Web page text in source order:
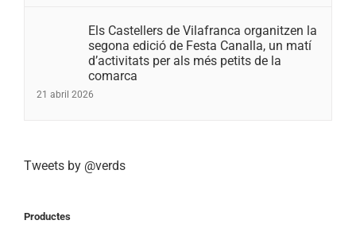
Els Castellers de Vilafranca organitzen la
segona edició de Festa Canalla, un matí
d’activitats per als més petits de la
comarca
21 abril 2026
Tweets by @verds
Productes